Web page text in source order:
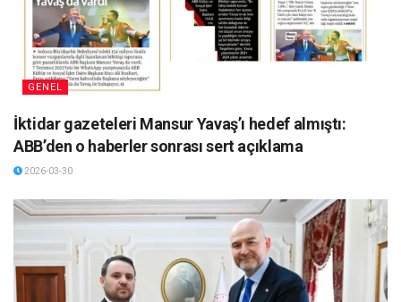
GENEL
İktidar gazeteleri Mansur Yavaş’ı hedef almıştı:
ABB’den o haberler sonrası sert açıklama
2026-03-30